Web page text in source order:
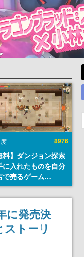
8976
料】ダンジョン探索
に入れたものを自分
で売るゲーム
』が
にて無料配布中！
『Moonlighter 2』
2日正式リリースを
したキャンペーン
に発売決
トーリ